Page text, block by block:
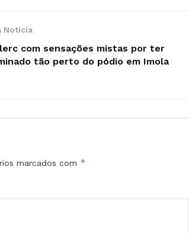
Notícia
com sensações mistas por ter
tão perto do pódio em Imola
marcados com *